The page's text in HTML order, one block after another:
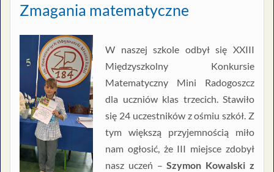
Zmagania matematyczne
W naszej szkole odbył się XXIII
Międzyszkolny Konkursie
Matematyczny Mini Radogoszcz
dla uczniów klas trzecich. Stawiło
się 24 uczestników z ośmiu szkół. Z
tym większą przyjemnością miło
nam ogłosić, że III miejsce zdobył
nasz uczeń –Szymon Kowalski z